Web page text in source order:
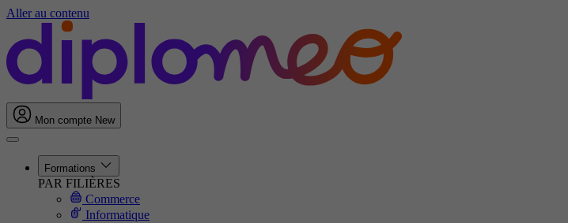
Aller au contenu
Mon compte New
Formations
PAR FILIÈRES
Commerce
Informatique